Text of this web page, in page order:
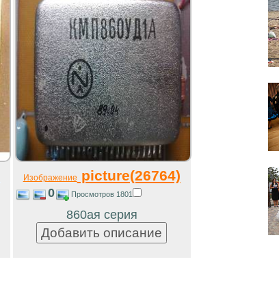
Изображение picture(26764)
0 Просмотров 1801
860ая серия